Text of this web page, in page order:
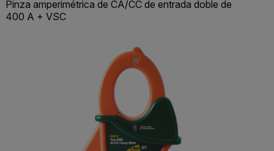
Pinza amperimétrica de CA/CC de entrada doble de
400 A + VSC